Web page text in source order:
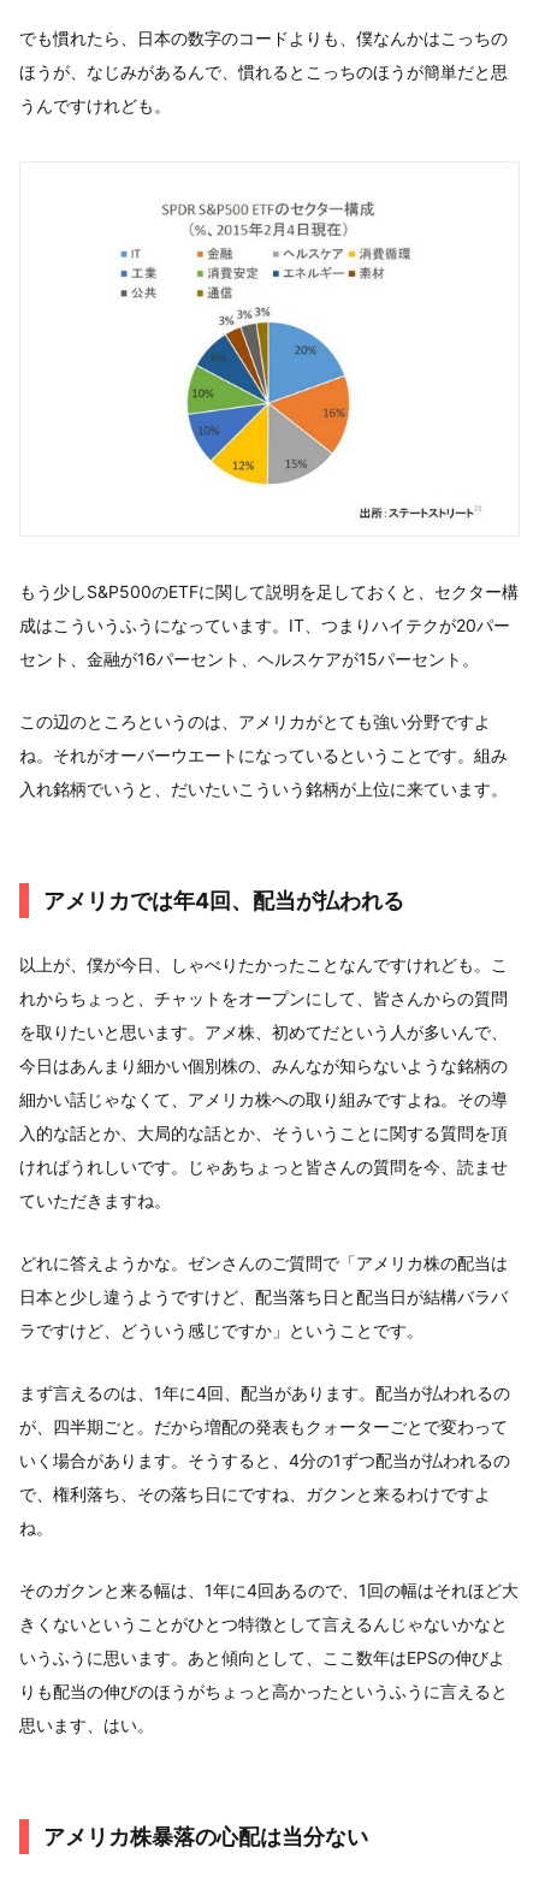
でも慣れたら、日本の数字のコードよりも、僕なんかはこっちの
ほうが、なじみがあるんで、慣れるとこっちのほうが簡単だと思
うんですけれども。
もう少しS&P500のETFに関して説明を足しておくと、セクター構
成はこういうふうになっています。IT、つまりハイテクが20パー
セント、金融が16パーセント、ヘルスケアが15パーセント。
この辺のところというのは、アメリカがとても強い分野ですよ
ね。それがオーバーウエートになっているということです。組み
入れ銘柄でいうと、だいたいこういう銘柄が上位に来ています。
アメリカでは年4回、配当が払われる
以上が、僕が今日、しゃべりたかったことなんですけれども。こ
れからちょっと、チャットをオープンにして、皆さんからの質問
を取りたいと思います。アメ株、初めてだという人が多いんで、
今日はあんまり細かい個別株の、みんなが知らないような銘柄の
細かい話じゃなくて、アメリカ株への取り組みですよね。その導
入的な話とか、大局的な話とか、そういうことに関する質問を頂
ければうれしいです。じゃあちょっと皆さんの質問を今、読ませ
ていただきますね。
どれに答えようかな。ゼンさんのご質問で「アメリカ株の配当は
日本と少し違うようですけど、配当落ち日と配当日が結構バラバ
ラですけど、どういう感じですか」ということです。
まず言えるのは、1年に4回、配当があります。配当が払われるの
が、四半期ごと。だから増配の発表もクォーターごとで変わって
いく場合があります。そうすると、4分の1ずつ配当が払われるの
で、権利落ち、その落ち日にですね、ガクンと来るわけですよ
ね。
そのガクンと来る幅は、1年に4回あるので、1回の幅はそれほど大
きくないということがひとつ特徴として言えるんじゃないかなと
いうふうに思います。あと傾向として、ここ数年はEPSの伸びよ
りも配当の伸びのほうがちょっと高かったというふうに言えると
思います、はい。
アメリカ株暴落の心配は当分ない